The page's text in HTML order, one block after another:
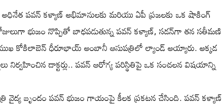
అధినేత పవన్ కళ్యాణ్ అభిమానులకు మరియు ఏపీ ప్రజలకు ఒక షాకింగ్
భుజం నొప్పితో బాధపడుతున్న పవన్ కళ్యాణ్, సడన్‌గా తన సతీమణి
కోకిలాబెన్ ధీరూభాయ్ అంబానీ ఆసుపత్రిలో ల్యాండ్ అయ్యారు. అక్కడ
నిర్వహించిన డాక్టర్లు.. పవన్ ఆరోగ్య పరిస్థితిపై ఒక సంచలన విషయాన్ని
వైద్య బృందం పవన్ భుజం గాయంపై కీలక ప్రకటన చేసింది. పవన్ కళ్యాణ్